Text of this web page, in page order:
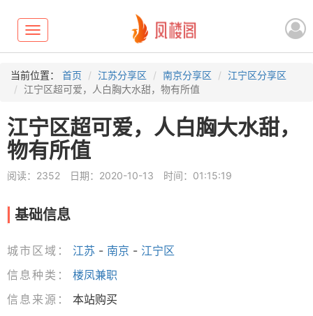
Toggle
navigation
当前位置： 首页 江苏分享区 南京分享区
江宁区分享区
江宁区超可爱，人白胸大水甜，物有所值
江宁区超可爱，人白胸大水甜，
物有所值
阅读：2352 日期：2020-10-13 时间：01:15:19
基础信息
城市区域： 江苏 - 南京 - 江宁区
信息种类：
楼凤兼职
信息来源：
本站购买